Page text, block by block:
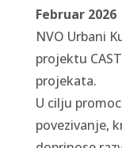
Februar 2026
NVO Urbani
projektu
projekata.
U cilju
povezivanje,